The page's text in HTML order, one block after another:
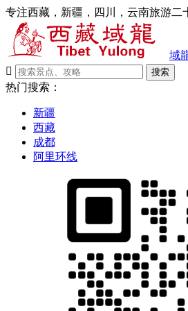
专注西藏，新疆，四川，云南旅游二
域

搜索
热门搜索：
新疆
西藏
成都
阿里环线